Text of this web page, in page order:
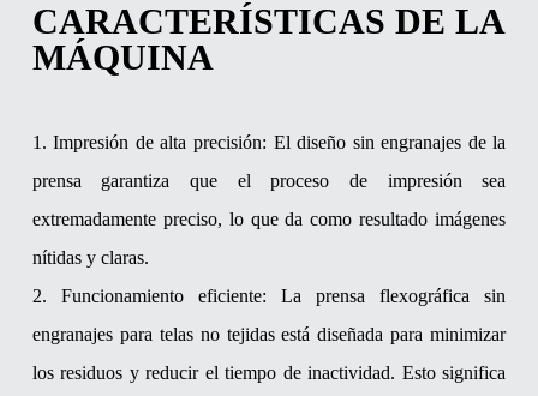
CARACTERÍSTICAS DE LA
MÁQUINA
1. Impresión de alta precisión: El diseño sin engranajes de la
prensa garantiza que el proceso de impresión sea
extremadamente preciso, lo que da como resultado imágenes
nítidas y claras.
2. Funcionamiento eficiente: La prensa flexográfica sin
engranajes para telas no tejidas está diseñada para minimizar
los residuos y reducir el tiempo de inactividad. Esto significa